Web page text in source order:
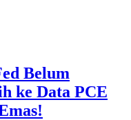
Belum
ke Data PCE